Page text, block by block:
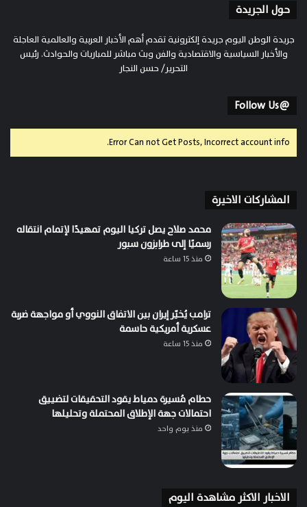
حول الجريدة
جريدة الوطن اليوم جريدة إلكترونية تقدم أهم الأخبار العربية والعالمية العاجلة
والأخبار السياسية والاقتصادية والفن وبث مباشر للمباريات والحوادث. رئيس
التحرير/ حسن النجار
@Follow Us
Error Can not Get Posts, Incorrect account info.
المشاركات الاخيرة
محمد صلاح يصل تركيا اليوم تمهيدًا لإتمام انتقاله
رسميًا إلى طرابزون سبور
منذ 15 ساعة
ترامب يُخيّر إيران بين الاتفاق النووي أو مواجهة ضربة
عسكرية أمريكية حاسمة
منذ 15 ساعة
حطام مُسيرة دمياط يقود التحقيقات لتضييق
احتمالات جهة الإطلاق المحتملة وتحليلها
منذ يوم واحد
الاخبار الاكثر مشاهدة اليوم